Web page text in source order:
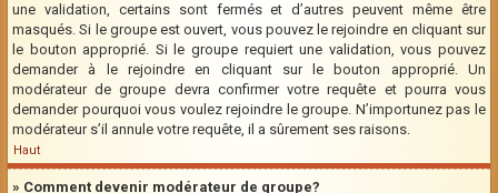
une validation, certains sont fermés et d’autres peuvent même être
masqués. Si le groupe est ouvert, vous pouvez le rejoindre en cliquant sur
le bouton approprié. Si le groupe requiert une validation, vous pouvez
demander à le rejoindre en cliquant sur le bouton approprié. Un
modérateur de groupe devra confirmer votre requête et pourra vous
demander pourquoi vous voulez rejoindre le groupe. N’importunez pas le
modérateur s’il annule votre requête, il a sûrement ses raisons.
Haut
» Comment devenir modérateur de groupe?